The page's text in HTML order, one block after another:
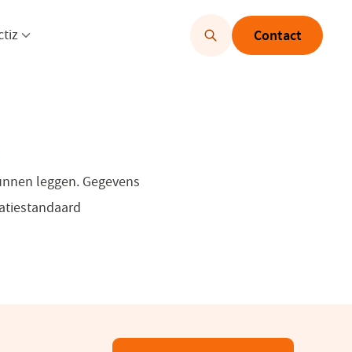
openen Contact
leggen. Gegevens